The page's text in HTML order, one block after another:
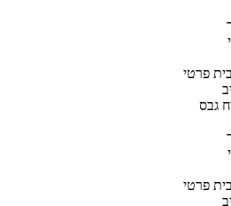
פרטי
גבס
פרטי